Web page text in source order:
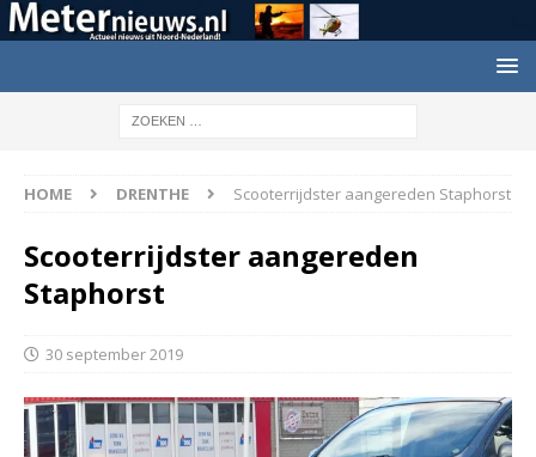
HOME DRENTHE Scooterrijdster aangereden Staphorst
Scooterrijdster aangereden
Staphorst
30 september 2019